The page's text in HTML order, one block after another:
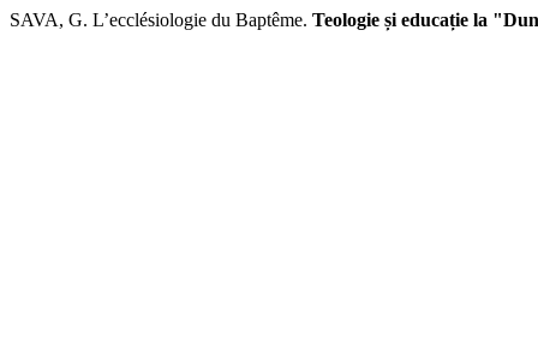
SAVA, G. L’ecclésiologie du Baptême. Teologie și educație la